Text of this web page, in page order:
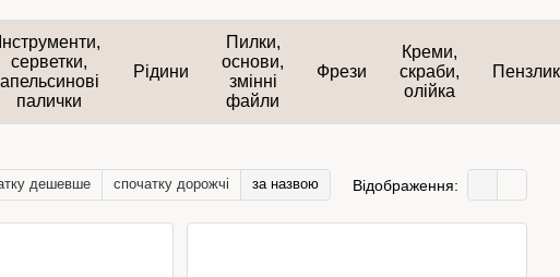
Інструменти,
серветки,
апельсинові
палички
Рідини
Пилки,
основи,
змінні
файли
Фрези
Креми,
скраби,
олійка
дешевше спочатку дорожчі за назвою Відображення: